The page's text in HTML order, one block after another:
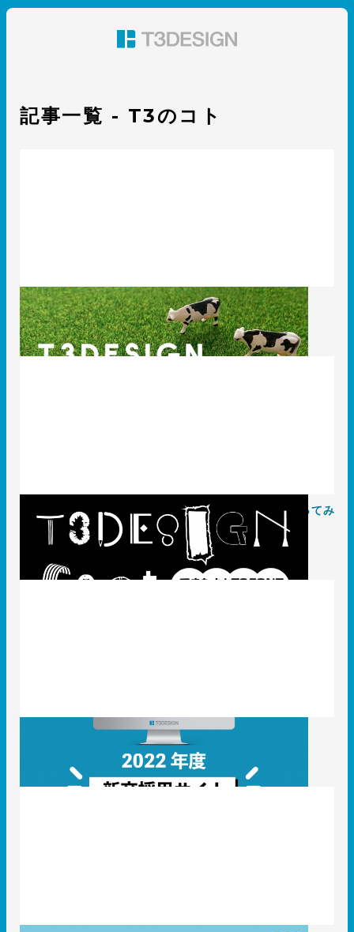
ン 株式会社T3デザイン
記事一覧 - T3のコト
2021年T3デザインの年賀状作り！
2021.01.27 T3のコト
パッケージデザイン会社が商用利用可のフォントを作ってみ
2020.12.16 T3のコト
〈採用〉2022年度新卒採用サイトオープン！